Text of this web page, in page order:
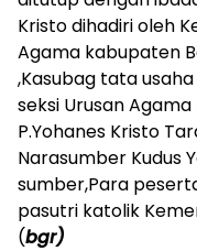
Kristo dihadiri oleh
Agama kabupaten
,Kasubag tata
seksi Urusan Agama
P.Yohanes Kristo
Narasumber Kudus
sumber,Para
pasutri katolik
(bgr)